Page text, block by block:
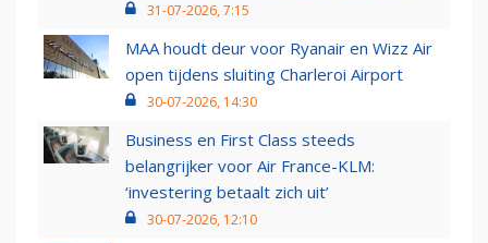
31-07-2026, 7:15
MAA houdt deur voor Ryanair en Wizz Air
open tijdens sluiting Charleroi Airport
30-07-2026, 14:30
Business en First Class steeds
belangrijker voor Air France-KLM:
‘investering betaalt zich uit’
30-07-2026, 12:10